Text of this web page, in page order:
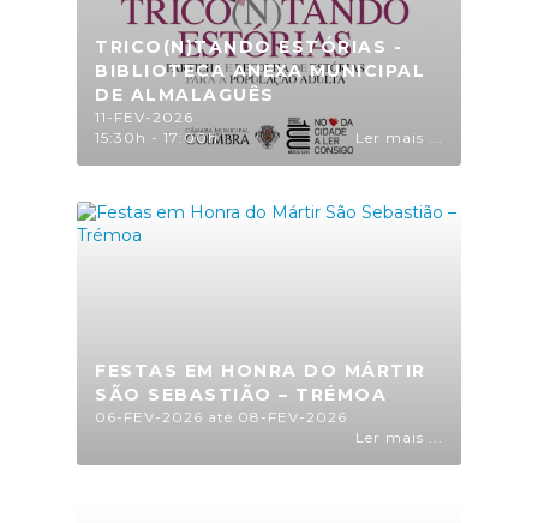
TRICO(N)TANDO ESTÓRIAS -
BIBLIOTECA ANEXA MUNICIPAL
DE ALMALAGUÊS
11-FEV-2026
15:30h - 17:00h
Ler mais ...
FESTAS EM HONRA DO MÁRTIR
SÃO SEBASTIÃO – TRÉMOA
06-FEV-2026 até 08-FEV-2026
Ler mais ...